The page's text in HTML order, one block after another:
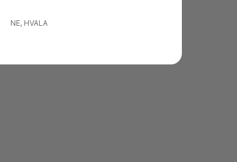
NE, HVALA